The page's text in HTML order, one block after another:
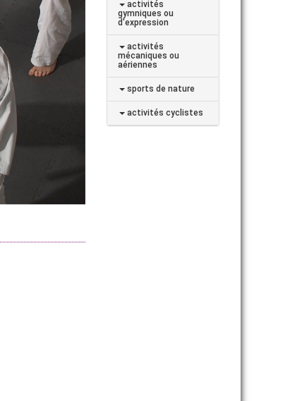
activités
gymniques ou
d'expression
activités
mécaniques ou
aériennes
sports de nature
activités cyclistes